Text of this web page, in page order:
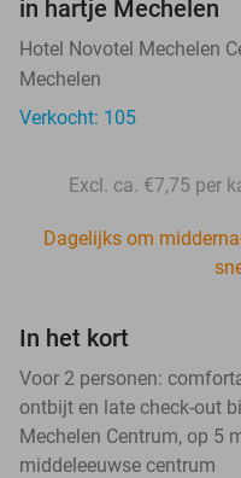
in hartje Mechelen
Hotel Novotel Mechelen
Mechelen
Verkocht: 105
Excl. ca. €7,75 per
Dagelijks om
In het kort
Voor 2 personen:
ontbijt en late check-out
Mechelen Centrum, op 5
middeleeuwse centrum